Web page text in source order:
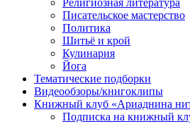
Религиозная литература
Писательское мастерство
Политика
Шитьё и крой
Кулинария
Йога
Тематические подборки
Видеообзоры/книгоклипы
Книжный клуб «Ариаднина
Подписка на книжный